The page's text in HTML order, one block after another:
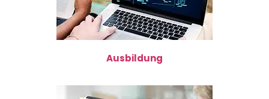
Ausbildung